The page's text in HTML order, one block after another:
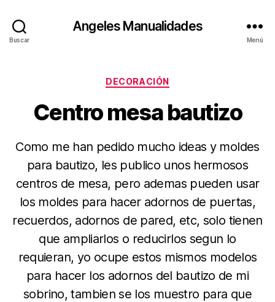
Buscar
Angeles Manualidades
Menú
Categorías
DECORACIÓN
Centro mesa bautizo
Como me han pedido mucho ideas y moldes
para bautizo, les publico unos hermosos
centros de mesa, pero ademas pueden usar
los moldes para hacer adornos de puertas,
recuerdos, adornos de pared, etc, solo tienen
que ampliarlos o reducirlos segun lo
requieran, yo ocupe estos mismos modelos
para hacer los adornos del bautizo de mi
sobrino, tambien se los muestro para que